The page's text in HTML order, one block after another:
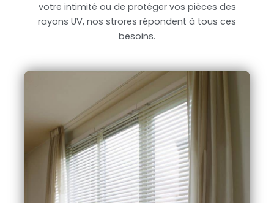
votre intimité ou de protéger vos pièces des
rayons UV, nos strores répondent à tous ces
besoins.